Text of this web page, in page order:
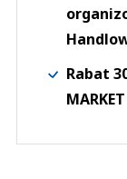
Rabat
MARKET